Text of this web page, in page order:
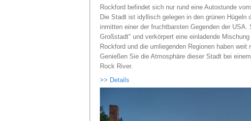
Rockford befindet sich nur rund eine Autostunde
Die Stadt ist idyllisch gelegen in den grünen
inmitten einer der fruchtbarsten Gegenden der
Großstadt" und verkörpert eine einladende
Rockford und die umliegenden Regionen haben
Genießen Sie die Atmosphäre dieser Stadt bei
Rock River.
>> Details